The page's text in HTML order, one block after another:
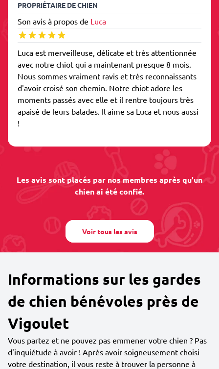
PROPRIÉTAIRE DE CHIEN
Son avis à propos de Luca
Luca est merveilleuse, délicate et très attentionnée
avec notre chiot qui a maintenant presque 8 mois.
Nous sommes vraiment ravis et très reconnaissants
d'avoir croisé son chemin. Notre chiot adore les
moments passés avec elle et il rentre toujours très
apaisé de leurs balades. Il aime sa Luca et nous aussi
!
Les avis sont placés par nos membres après qu'un
chien ai été confié.
Voir tous les avis
Informations sur les gardes
de chien bénévoles près de
Vigoulet
Vous partez et ne pouvez pas emmener votre chien ? Pas
d'inquiétude à avoir ! Après avoir soigneusement choisi
votre destination, il vous reste à trouver la personne à